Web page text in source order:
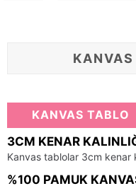
KANVAS TABLO
3CM KENAR
Kanvas tablolar 3cm kenar
%100 PAMUK